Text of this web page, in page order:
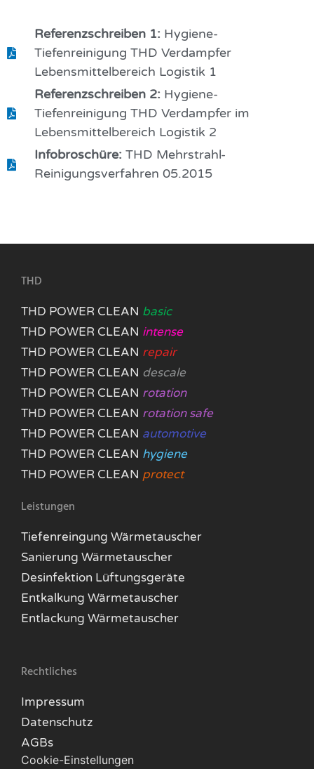
Referenzschreiben 1: Hygiene-
Tiefenreinigung THD Verdampfer
Lebensmittelbereich Logistik 1
Referenzschreiben 2: Hygiene-
Tiefenreinigung THD Verdampfer im
Lebensmittelbereich Logistik 2
Infobroschüre: THD Mehrstrahl-
Reinigungsverfahren 05.2015
THD
THD POWER CLEAN basic
THD POWER CLEAN intense
THD POWER CLEAN repair
THD POWER CLEAN descale
THD POWER CLEAN rotation
THD POWER CLEAN rotation safe
THD POWER CLEAN automotive
THD POWER CLEAN hygiene
THD POWER CLEAN protect
Leistungen
Tiefenreingung Wärmetauscher
Sanierung Wärmetauscher
Desinfektion Lüftungsgeräte
Entkalkung Wärmetauscher
Entlackung Wärmetauscher
Rechtliches
Impressum
Datenschutz
AGBs
Cookie-Einstellungen